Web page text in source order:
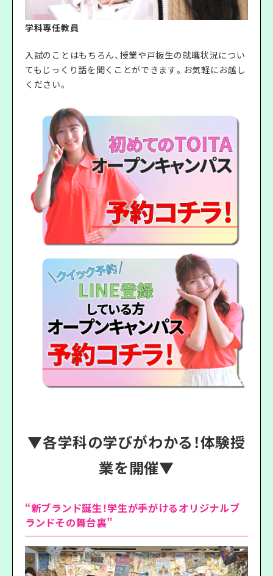
学科専任教員
入試のことはもちろん、授業や戸板生の就職状況につい
てもじっくり話を聞くことができます。お気軽にお越し
ください。
▼各学科の学びがわかる！体験授
業を開催▼
“新ブランド誕生！学生が手がけるオリジナルブ
ランドその舞台裏”